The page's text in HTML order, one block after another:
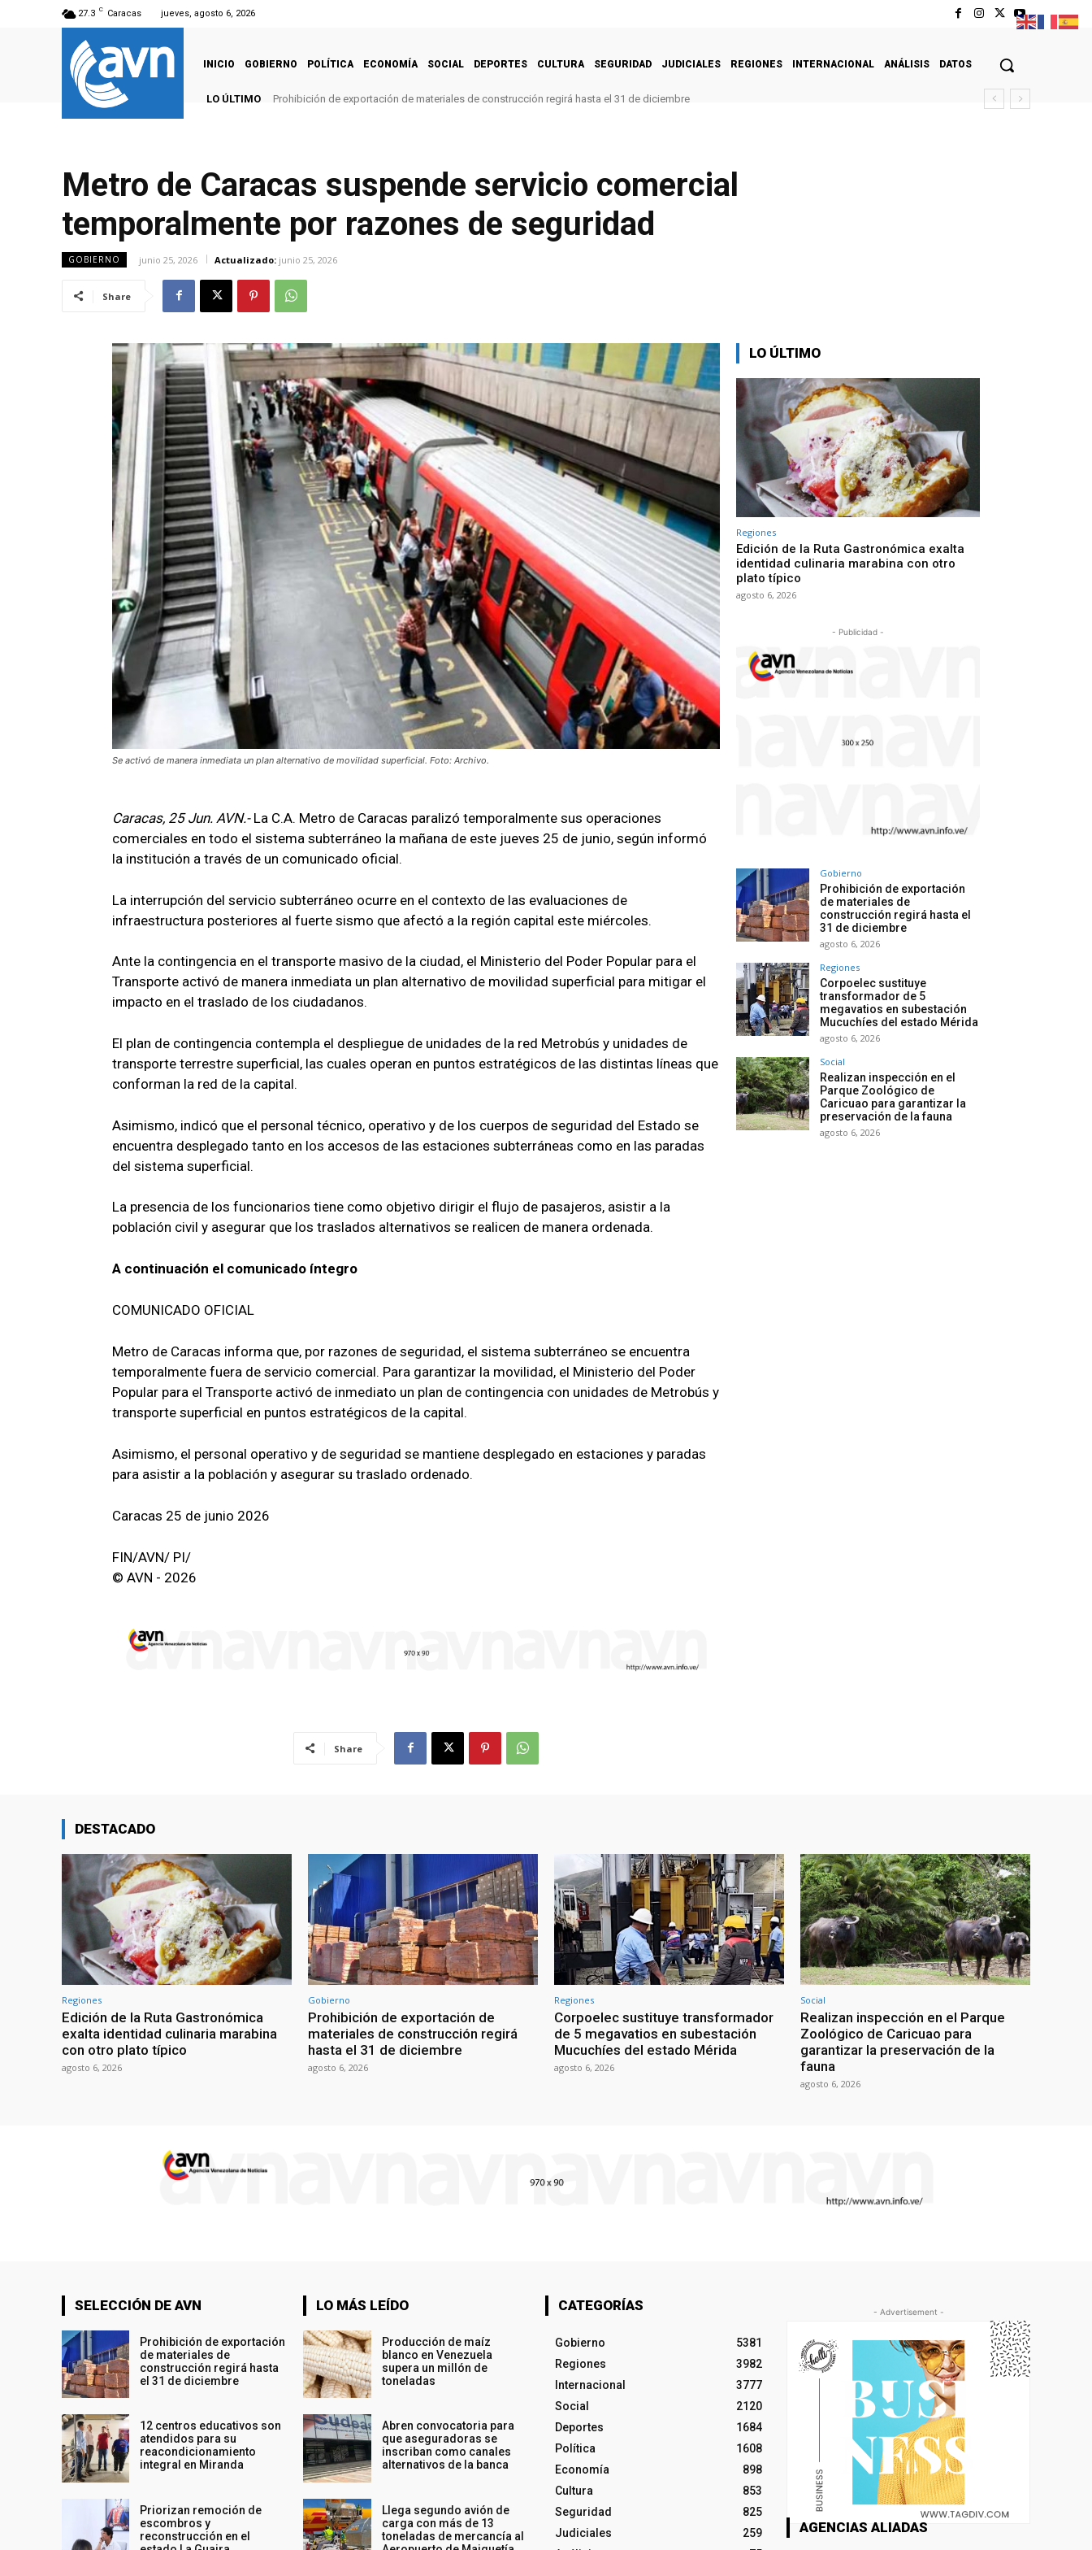
27.3 C Caracas jueves, agosto 6, 2026
INICIO GOBIERNO POLÍTICA ECONOMÍA SOCIAL DEPORTES CULTURA SEGURIDAD JUDICIALES REGIONES INTERNACIONAL ANÁLISIS DATOS
LO ÚLTIMO Prohibición de exportación de materiales de construcción regirá hasta el 31 de diciembre
Metro de Caracas suspende servicio comercial
temporalmente por razones de seguridad
GOBIERNO junio 25, 2026 Actualizado: junio 25, 2026
Share
Se activó de manera inmediata un plan alternativo de movilidad superficial. Foto: Archivo.
Caracas, 25 Jun. AVN.- La C.A. Metro de Caracas paralizó temporalmente sus operaciones
comerciales en todo el sistema subterráneo la mañana de este jueves 25 de junio, según informó
la institución a través de un comunicado oficial.
La interrupción del servicio subterráneo ocurre en el contexto de las evaluaciones de
infraestructura posteriores al fuerte sismo que afectó a la región capital este miércoles.
Ante la contingencia en el transporte masivo de la ciudad, el Ministerio del Poder Popular para el
Transporte activó de manera inmediata un plan alternativo de movilidad superficial para mitigar el
impacto en el traslado de los ciudadanos.
El plan de contingencia contempla el despliegue de unidades de la red Metrobús y unidades de
transporte terrestre superficial, las cuales operan en puntos estratégicos de las distintas líneas que
conforman la red de la capital.
Asimismo, indicó que el personal técnico, operativo y de los cuerpos de seguridad del Estado se
encuentra desplegado tanto en los accesos de las estaciones subterráneas como en las paradas
del sistema superficial.
La presencia de los funcionarios tiene como objetivo dirigir el flujo de pasajeros, asistir a la
población civil y asegurar que los traslados alternativos se realicen de manera ordenada.
A continuación el comunicado íntegro
COMUNICADO OFICIAL
Metro de Caracas informa que, por razones de seguridad, el sistema subterráneo se encuentra
temporalmente fuera de servicio comercial. Para garantizar la movilidad, el Ministerio del Poder
Popular para el Transporte activó de inmediato un plan de contingencia con unidades de Metrobús y
transporte superficial en puntos estratégicos de la capital.
Asimismo, el personal operativo y de seguridad se mantiene desplegado en estaciones y paradas
para asistir a la población y asegurar su traslado ordenado.
Caracas 25 de junio 2026
FIN/AVN/ PI/
© AVN - 2026
Share
LO ÚLTIMO
Regiones
Edición de la Ruta Gastronómica exalta
identidad culinaria marabina con otro
plato típico
agosto 6, 2026
- Publicidad -
Gobierno
Prohibición de exportación
de materiales de
construcción regirá hasta el
31 de diciembre
agosto 6, 2026
Regiones
Corpoelec sustituye
transformador de 5
megavatios en subestación
Mucuchíes del estado Mérida
agosto 6, 2026
Social
Realizan inspección en el
Parque Zoológico de
Caricuao para garantizar la
preservación de la fauna
agosto 6, 2026
DESTACADO
Regiones
Edición de la Ruta Gastronómica
exalta identidad culinaria marabina
con otro plato típico
agosto 6, 2026
Gobierno
Prohibición de exportación de
materiales de construcción regirá
hasta el 31 de diciembre
agosto 6, 2026
Regiones
Corpoelec sustituye transformador
de 5 megavatios en subestación
Mucuchíes del estado Mérida
agosto 6, 2026
Social
Realizan inspección en el Parque
Zoológico de Caricuao para
garantizar la preservación de la
fauna
agosto 6, 2026
SELECCIÓN DE AVN
Prohibición de exportación
de materiales de
construcción regirá hasta
el 31 de diciembre
12 centros educativos son
atendidos para su
reacondicionamiento
integral en Miranda
Priorizan remoción de
escombros y
reconstrucción en el
LO MÁS LEÍDO
Producción de maíz
blanco en Venezuela
supera un millón de
toneladas
Abren convocatoria para
que aseguradoras se
inscriban como canales
alternativos de la banca
Llega segundo avión de
carga con más de 13
toneladas de mercancía al
CATEGORÍAS
Gobierno
5381
Regiones
3982
Internacional
3777
Social
2120
Deportes
1684
Política
1608
Economía
898
Cultura
853
Seguridad
825
Judiciales
259
- Advertisement -
AGENCIAS ALIADAS